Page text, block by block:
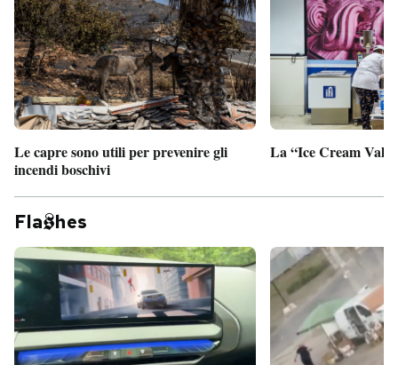
Le capre sono utili per prevenire gli
incendi boschivi
La “Ice Cream
Fla hes